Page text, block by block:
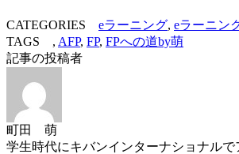
CATEGORIES eラーニング, eラーニン
TAGS , AFP, FP, FPへの道by萌
記事の投稿者
町田 萌
学生時代にキバンインターナショナル